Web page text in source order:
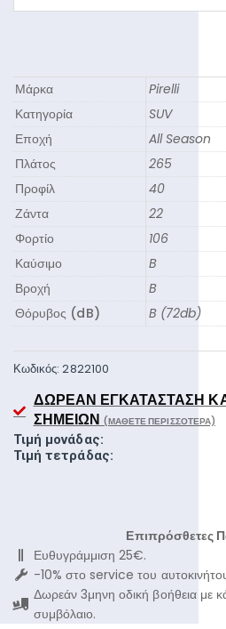
Μάρκα
Pirelli
Κατηγορία
SUV
Εποχή
All Season
Πλάτος
265
Προφίλ
40
Ζάντα
22
Φορτίο
106
Καύσιμο
B
Βροχή
B
Θόρυβος (dB)
B (72db)
Κωδικός:2822100
ΔΩΡΕΆΝ ΕΓΚΑΤΆΣΤΑΣΗ
ΣΗΜΕΊΩΝ (ΜΆΘΕΤΕ ΠΕΡΙΣΣΌΤΕΡΑ)
Τιμή μονάδας:
Τιμή τετράδας:
Επιπρόσθετες
Ευθυγράμμιση 25€.
-10% στο service του
Δωρεάν 3μηνη οδική βοήθεια με
συμβόλαιο.